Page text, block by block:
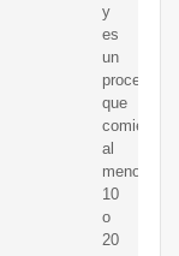
y
es
un
proceso
que
comienza
al
menos
10
o
20